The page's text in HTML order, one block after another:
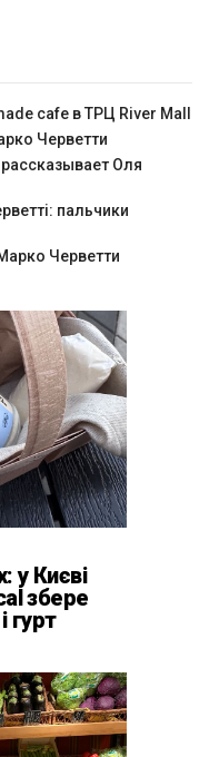
cafe в ТРЦ River Mall
Черветти
Оля
пальчики
Черветти
у Києві
збере
гурт